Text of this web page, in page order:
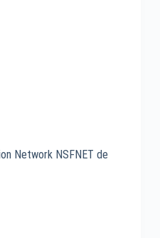
Network NSFNET de